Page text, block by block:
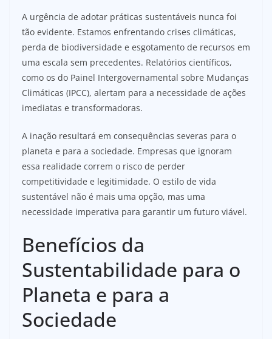
A urgência de adotar práticas sustentáveis nunca foi
tão evidente. Estamos enfrentando crises climáticas,
perda de biodiversidade e esgotamento de recursos em
uma escala sem precedentes. Relatórios científicos,
como os do Painel Intergovernamental sobre Mudanças
Climáticas (IPCC), alertam para a necessidade de ações
imediatas e transformadoras.
A inação resultará em consequências severas para o
planeta e para a sociedade. Empresas que ignoram
essa realidade correm o risco de perder
competitividade e legitimidade. O estilo de vida
sustentável não é mais uma opção, mas uma
necessidade imperativa para garantir um futuro viável.
Benefícios da
Sustentabilidade para o
Planeta e para a
Sociedade